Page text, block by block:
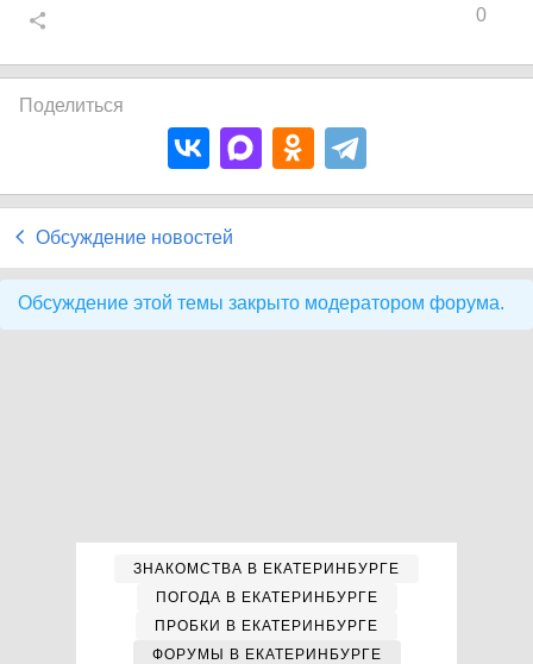
0
Поделиться
Обсуждение новостей
Обсуждение этой темы закрыто модератором форума.
ЗНАКОМСТВА В ЕКАТЕРИНБУРГЕ
ПОГОДА В ЕКАТЕРИНБУРГЕ
ПРОБКИ В ЕКАТЕРИНБУРГЕ
ФОРУМЫ В ЕКАТЕРИНБУРГЕ